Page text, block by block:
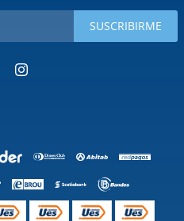
SUSCRIBIRME
